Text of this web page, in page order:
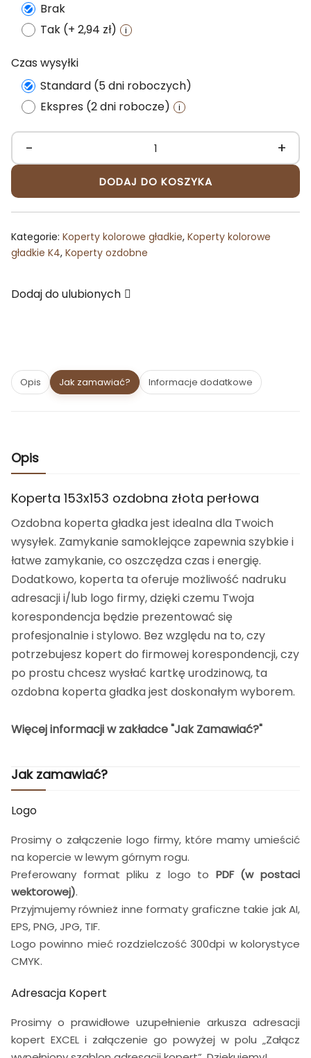
Brak
Tak (+ 2,94 zł)
Czas wysyłki
Standard (5 dni roboczych)
Ekspres (2 dni robocze)
-
ilość
ozdobna
perłowa
+
DODAJ DO KOSZYKA
Kategorie: Koperty kolorowe gładkie, Koperty kolorowe
gładkie K4, Koperty ozdobne
Dodaj do ulubionych
Opis Jak zamawiać? Informacje dodatkowe
Opis
Koperta 153x153 ozdobna złota perłowa
Ozdobna koperta gładka jest idealna dla Twoich
wysyłek. Zamykanie samoklejące zapewnia szybkie i
łatwe zamykanie, co oszczędza czas i energię.
Dodatkowo, koperta ta oferuje możliwość nadruku
adresacji i/lub logo firmy, dzięki czemu Twoja
korespondencja będzie prezentować się
profesjonalnie i stylowo. Bez względu na to, czy
potrzebujesz kopert do firmowej korespondencji, czy
po prostu chcesz wysłać kartkę urodzinową, ta
ozdobna koperta gładka jest doskonałym wyborem.
Więcej informacji w zakładce "Jak Zamawiać?"
Jak zamawiać?
Logo
Prosimy o załączenie logo firmy, które mamy umieścić
na kopercie w lewym górnym rogu.
Preferowany format pliku z logo to PDF (w postaci
wektorowej).
Przyjmujemy również inne formaty graficzne takie jak AI,
EPS, PNG, JPG, TIF.
Logo powinno mieć rozdzielczość 300dpi w kolorystyce
CMYK.
Adresacja Kopert
Prosimy o prawidłowe uzupełnienie arkusza adresacji
kopert EXCEL i załączenie go powyżej w polu „Załącz